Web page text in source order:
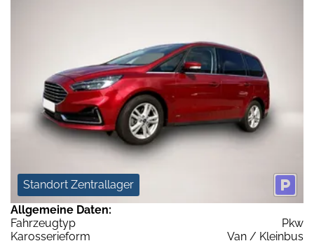
Standort Zentrallager
Allgemeine Daten:
Fahrzeugtyp
Pkw
Karosserieform
Van / Kleinbus